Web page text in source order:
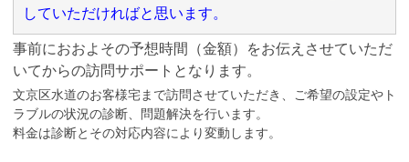
していただければと思います。
事前におおよその予想時間（金額）をお伝えさせていただ
いてからの訪問サポートとなります。
文京区水道のお客様宅まで訪問させていただき、ご希望の設定やト
ラブルの状況の診断、問題解決を行います。
料金は診断とその対応内容により変動します。